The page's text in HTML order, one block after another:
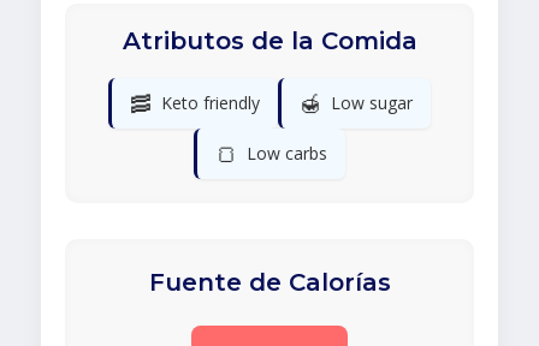
Atributos de la Comida
🥓 Keto friendly 🍯 Low sugar
🍞 Low carbs
Fuente de Calorías